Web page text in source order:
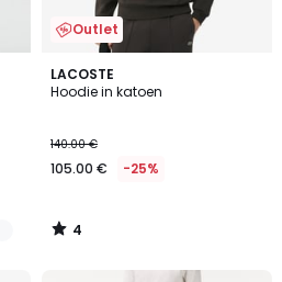
Outlet
LACOSTE
Hoodie in katoen
140.00 €
105.00 € -25%
4
/
4
/